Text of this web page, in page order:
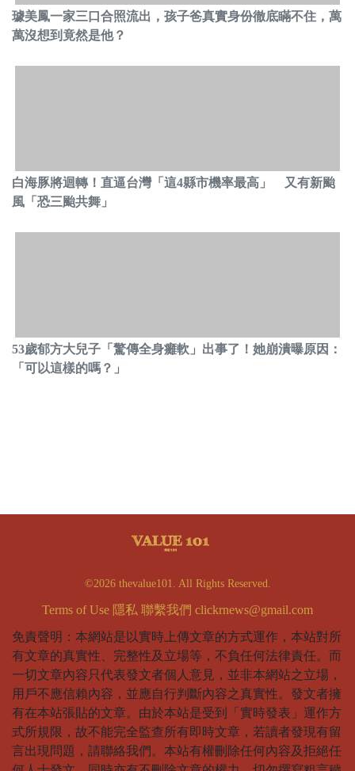
璩美鳳一家三口合照流出，孩子爸真實身份徹底瞞不住，萬
萬沒想到竟然是他？
白海豚將迴轉！直逼台灣「這4縣市機率最高」 又有新颱
風「恐三颱共舞」
53歲郁方大兒子「驚傳全身癱軟」出事了！她崩潰曝原因：
「可以這樣的嗎？」
©2026 thevalue101. All Rights Reserved.
Terms of Use 隱私 聯繫我們 clickrnews@gmail.com
免責聲明：本網站是以實時上傳文章的方式運作，本站對所
有文章的真實性、完整性及立場等，不負任何法律責任。而
一切文章內容只代表發文者個人意見，並非本網站之立場，
用戶不應信賴內容，並應自行判斷內容之真實性。發文者擁
有在本站張貼的文章。由於本站是受到「實時發表」運作方
式所規限，故不能完全監查所有即時文章，若讀者發現有留
言出現問題，請聯絡我們。本站有權刪除任何內容及拒絕任